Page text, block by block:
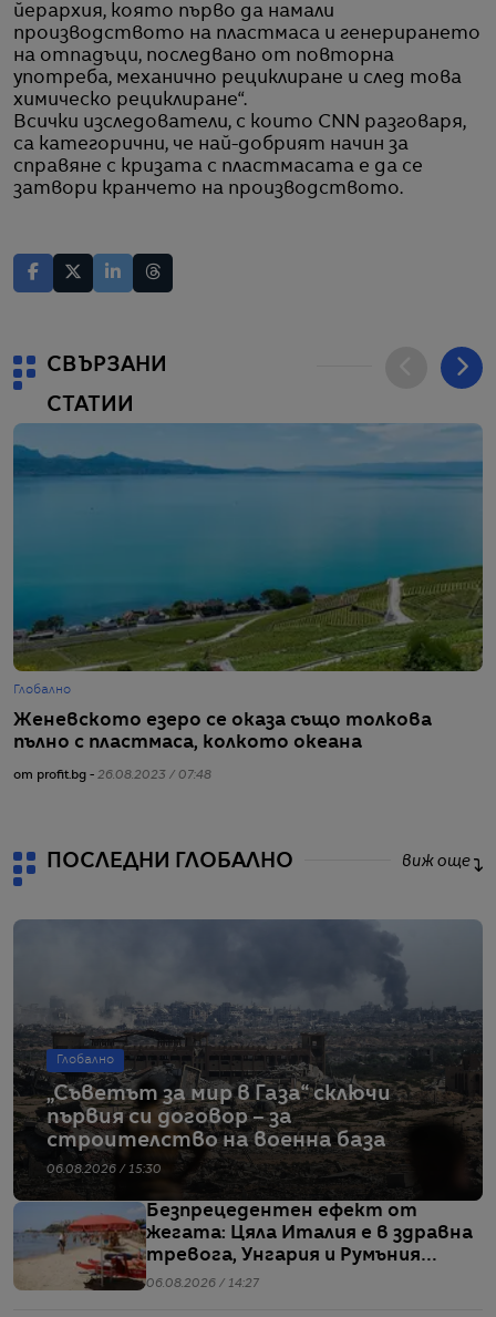
йерархия, която първо да намали
производството на пластмаса и генерирането
на отпадъци, последвано от повторна
употреба, механично рециклиране и след това
химическо рециклиране“.
Всички изследователи, с които CNN разговаря,
са категорични, че най-добрият начин за
справяне с кризата с пластмасата е да се
затвори кранчето на производството.
СВЪРЗАНИ
СТАТИИ
Глобално
Женевското езеро се оказа също толкова
пълно с пластмаса, колкото океана
от profit.bg - 26.08.2023 / 07:48
ПОСЛЕДНИ ГЛОБАЛНО виж още
Глобално
„Съветът за мир в Газа“ сключи
първия си договор – за
строителство на военна база
06.08.2026 / 15:30
Безпрецедентен ефект от
жегата: Цяла Италия е в здравна
тревога, Унгария и Румъния
пестят електричество
06.08.2026 / 14:27